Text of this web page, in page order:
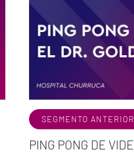
SEGMENTO ANTERIOR
PING PONG DE